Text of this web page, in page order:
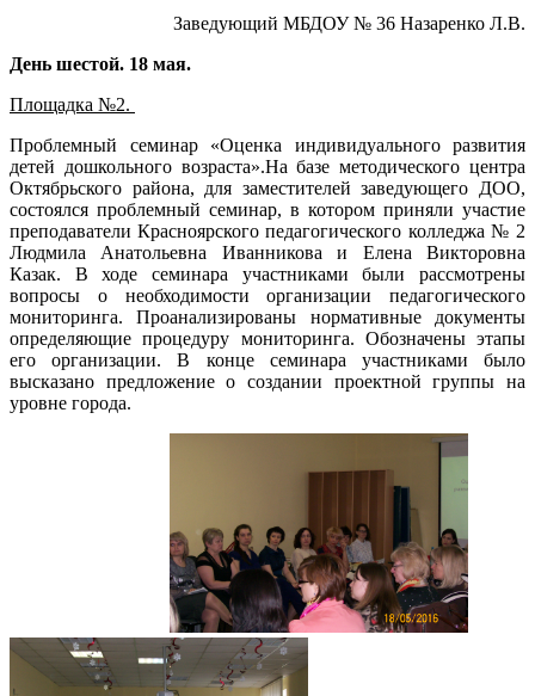
Заведующий МБДОУ № 36 Назаренко Л.В.
День шестой. 18 мая.
Площадка №2.
Проблемный семинар «Оценка индивидуального развития
детей дошкольного возраста».На базе методического центра
Октябрьского района, для заместителей заведующего ДОО,
состоялся проблемный семинар, в котором приняли участие
преподаватели Красноярскогопедагогического колледжа № 2
Людмила Анатольевна Иванникова и Елена Викторовна
Казак. В ходе семинара участниками были рассмотрены
вопросы о необходимости организации педагогического
мониторинга. Проанализированы нормативные документы
определяющие процедуру мониторинга. Обозначены этапы
его организации. В конце семинара участниками было
высказано предложение о создании проектной группы на
уровне города.